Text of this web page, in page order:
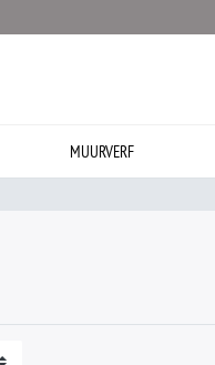
MUURVERF